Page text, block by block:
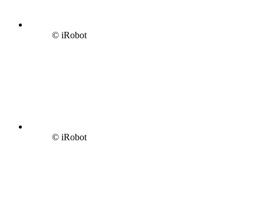
© iRobot
© iRobot